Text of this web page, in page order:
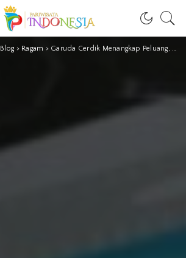
Blog > Ragam > Garuda Cerdik Menangkap Peluang, Inovasi GIAA Buka Rute Kargo Ekspor